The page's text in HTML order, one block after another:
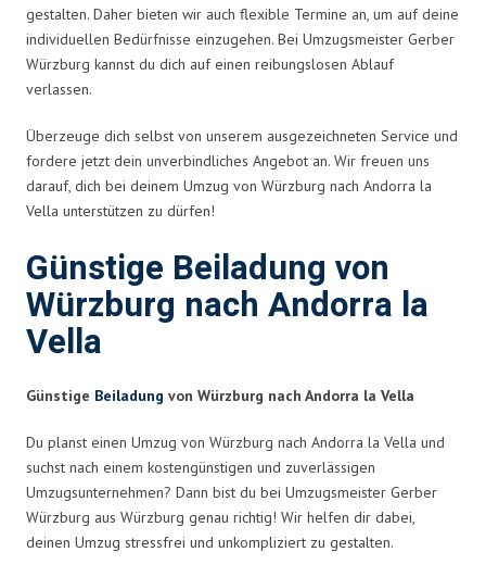
gestalten. Daher bieten wir auch flexible Termine an, um auf deine
individuellen Bedürfnisse einzugehen. Bei Umzugsmeister Gerber
Würzburg kannst du dich auf einen reibungslosen Ablauf
verlassen.
Überzeuge dich selbst von unserem ausgezeichneten Service und
fordere jetzt dein unverbindliches Angebot an. Wir freuen uns
darauf, dich bei deinem Umzug von Würzburg nach Andorra la
Vella unterstützen zu dürfen!
Günstige Beiladung von
Würzburg nach Andorra la
Vella
Günstige Beiladung von Würzburg nach Andorra la Vella
Du planst einen Umzug von Würzburg nach Andorra la Vella und
suchst nach einem kostengünstigen und zuverlässigen
Umzugsunternehmen? Dann bist du bei Umzugsmeister Gerber
Würzburg aus Würzburg genau richtig! Wir helfen dir dabei,
deinen Umzug stressfrei und unkompliziert zu gestalten.